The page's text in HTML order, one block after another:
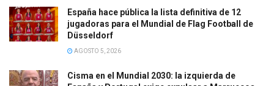
España hace pública la lista definitiva de 12
jugadoras para el Mundial de Flag Football de
Düsseldorf
AGOSTO 5, 2026
Cisma en el Mundial 2030: la izquierda de